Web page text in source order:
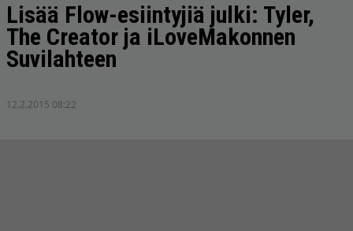
Lisää Flow-esiintyjiä julki: Tyler,
The Creator ja iLoveMakonnen
Suvilahteen
12.2.2015 08:22